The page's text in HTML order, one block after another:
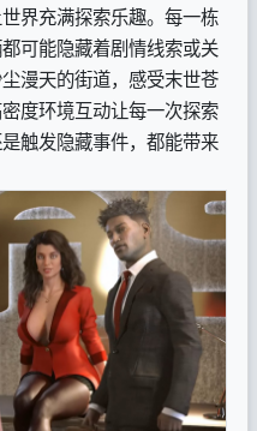
界充满探索乐趣。每一栋
可能隐藏着剧情线索或关
漫天的街道，感受末世苍
度环境互动让每一次探索
触发隐藏事件，都能带来